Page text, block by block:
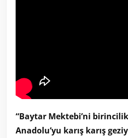
“Baytar Mektebi’ni
Anadolu’yu karış karış